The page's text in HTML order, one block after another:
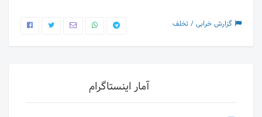
گزارش خرابی / تخلف
آمار اینستاگرام